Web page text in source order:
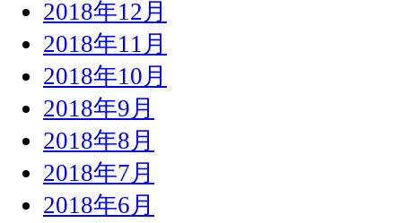
2018年12月
2018年11月
2018年10月
2018年9月
2018年8月
2018年7月
2018年6月